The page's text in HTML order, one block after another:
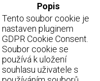
Popis
Tento soubor cookie je
nastaven pluginem
GDPR Cookie Consent.
Soubor cookie se
používá k uložení
souhlasu uživatele s